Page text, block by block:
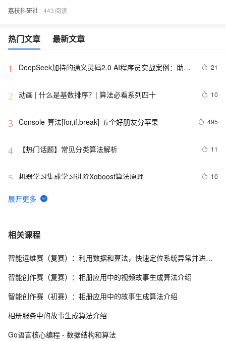
荔枝科研社 443
热门文章 最新文章
1
DeepSeek加持的通义灵码2.0 AI程序员实战案例：助力
21
2 动画 | 什么是基数排序？| 算法必看系列四十 10
3 Console-算法[for,if,break]-五个好朋友分苹果 495
4 【热门话题】常见分类算法解析 11
5 机器学习集成学习进阶Xgboost算法原理 10
6
【滤波跟踪】基于卡尔曼滤波算法实现飞行物体运动轨迹
7 数组求和算法系列
8 游戏人工智能——A*寻路算法实践
10微软的22道数据结构算法面试题
相关课程
智能运维赛（复赛）：利用数据和算法，快速定位系统异常并进行根因分析
智能创作赛（复赛）：相册应用中的视频故事生成算法介绍
智能创作赛（初赛）：相册应用中的故事生成算法介绍
相册服务中的故事生成算法介绍
Go语言核心编程 - 数据结构和算法